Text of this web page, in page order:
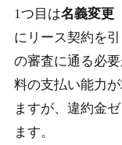
1つ目は名義変更
にリース契約を
の審査に通る必
料の支払い能力
ますが、違約金
ます。